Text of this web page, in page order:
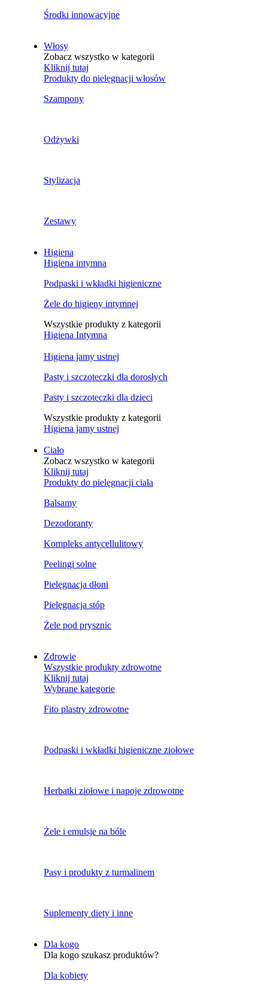
Środki innowacyjne
Włosy
Zobacz wszystko w kategorii
Kliknij tutaj
Produkty do pielęgnacji włosów
Szampony
Odżywki
Stylizacja
Zestawy
Higiena
Higiena intymna
Podpaski i wkładki higieniczne
Żele do higieny intymnej
Wszystkie produkty z kategorii
Higiena Intymna
Higiena jamy ustnej
Pasty i szczoteczki dla dorosłych
Pasty i szczoteczki dla dzieci
Wszystkie produkty z kategorii
Higiena jamy ustnej
Ciało
Zobacz wszystko w kategorii
Kliknij tutaj
Produkty do pielęgnacji ciała
Balsamy
Dezodoranty
Kompleks antycellulitowy
Peelingi solne
Pielęgnacja dłoni
Pielęgnacja stóp
Żele pod prysznic
Zdrowie
Wszystkie produkty zdrowotne
Kliknij tutaj
Wybrane kategorie
Fito plastry zdrowotne
Podpaski i wkładki higieniczne ziołowe
Herbatki ziołowe i napoje zdrowotne
Żele i emulsje na bóle
Pasy i produkty z turmalinem
Suplementy diety i inne
Dla kogo
Dla kogo szukasz produktów?
Dla kobiety